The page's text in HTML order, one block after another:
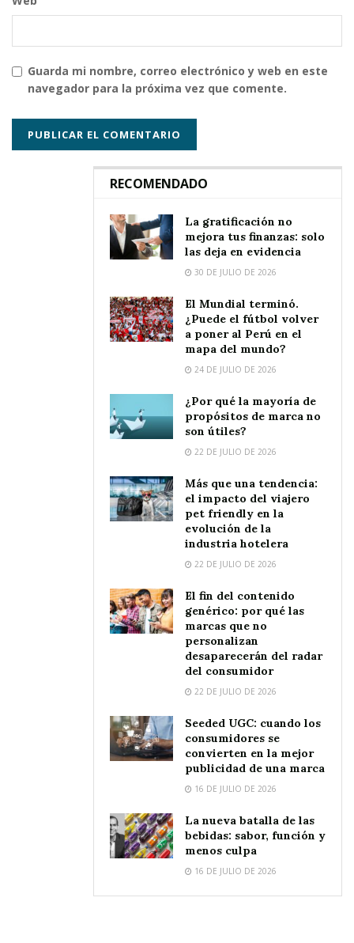
Guarda mi nombre, correo electrónico y web en este
navegador para la próxima vez que comente.
RECOMENDADO
La gratificación no
mejora tus finanzas: solo
las deja en evidencia
30 DE JULIO DE 2026
El Mundial terminó.
¿Puede el fútbol volver
a poner al Perú en el
mapa del mundo?
24 DE JULIO DE 2026
¿Por qué la mayoría de
propósitos de marca no
son útiles?
22 DE JULIO DE 2026
Más que una tendencia:
el impacto del viajero
pet friendly en la
evolución de la
industria hotelera
22 DE JULIO DE 2026
El fin del contenido
genérico: por qué las
marcas que no
personalizan
desaparecerán del radar
del consumidor
22 DE JULIO DE 2026
Seeded UGC: cuando los
consumidores se
convierten en la mejor
publicidad de una marca
16 DE JULIO DE 2026
La nueva batalla de las
bebidas: sabor, función y
menos culpa
16 DE JULIO DE 2026